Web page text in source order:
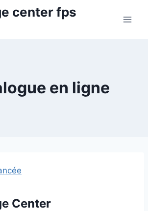
center fps
en ligne
Center